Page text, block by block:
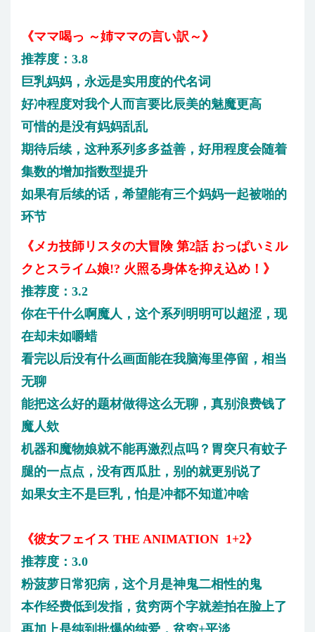
《ママ喝っ ～姉ママの言い訳～》
推荐度：3.8
巨乳妈妈，永远是实用度的代名词
好冲程度对我个人而言要比辰美的魅魔更高
可惜的是没有妈妈乱乱
期待后续，这种系列多多益善，好用程度会随着
集数的增加指数型提升
如果有后续的话，希望能有三个妈妈一起被啪的
环节
《メカ技師リスタの大冒険 第2話 おっぱいミル
クとスライム娘!? 火照る身体を抑え込め！》
推荐度：3.2
你在干什么啊魔人，这个系列明明可以超涩，现
在却未如嚼蜡
看完以后没有什么画面能在我脑海里停留，相当
无聊
能把这么好的题材做得这么无聊，真别浪费钱了
魔人欸
机器和魔物娘就不能再激烈点吗？胃突只有蚊子
腿的一点点，没有西瓜肚，别的就更别说了
如果女主不是巨乳，怕是冲都不知道冲啥
《彼女フェイス THE ANIMATION 1+2》
推荐度：3.0
粉菠萝日常犯病，这个月是神鬼二相性的鬼
本作经费低到发指，贫穷两个字就差拍在脸上了